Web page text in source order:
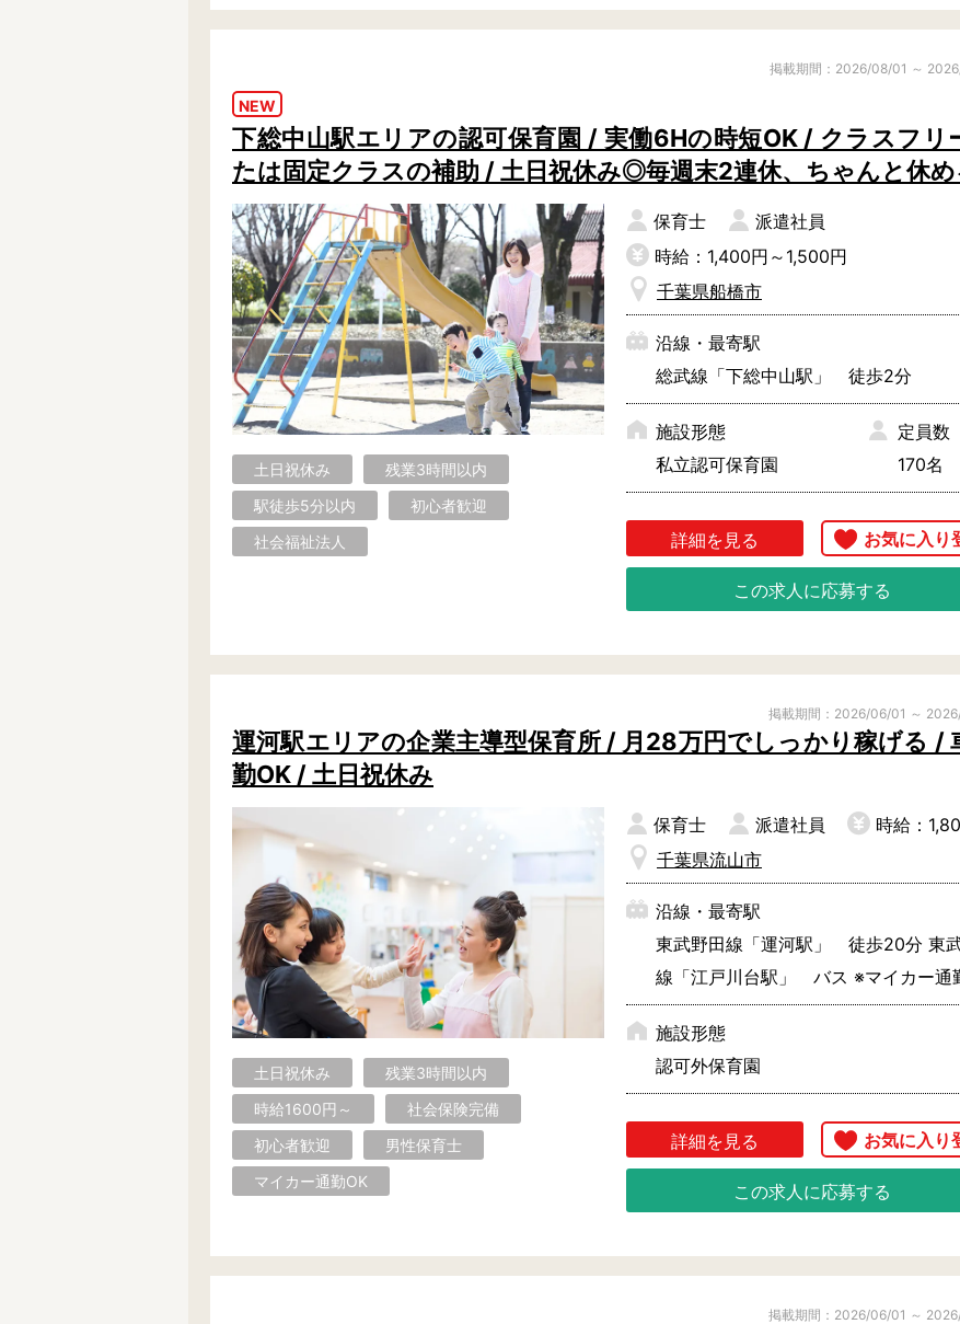
置しています。
ロッククライミングを備えたホールが
環境です。
また周辺には大型の公園もたくさんあ
戸外遊びもたくさんおこなっています。
◎入社日応相談
談したいケースも多くありますよね。
そのようなご要望に応えるために、入社
は完全応相談となっております。
転職についてお迷いがある方も、遠慮な
お問い合わせください。
◎当社入職実績多数☆入職まで丁寧に
ート
当園には当社経由でご入職されたスタッ
当社コーディネーターがご入職まで、
にご案内いたします。
気軽にご相談くださいね。
問い合わせくださいね！
掲載期間：2026/08/01 ～
NEW
下総中山駅エリアの認可保育園 / 実働6Hの時短OK / クラスフリ
たは固定クラスの補助 / 土日祝休み◎毎週末2連休、ちゃんと休め
土日祝休み
残業3時間以内
駅徒歩5分以内
初心者歓迎
社会福祉法人
保育士
派遣社員
時給：1,400円～1,500円
千葉県船橋市
沿線・最寄駅
総武線「下総中山駅」 徒歩2分
施設形態
私立認可保育園
定員数
170名
詳細を見る
この求人に応募する
掲載期間：2026/06/01 ～
運河駅エリアの企業主導型保育所 / 月28万円でしっかり稼げる /
勤OK / 土日祝休み
土日祝休み
残業3時間以内
時給1600円～
社会保険完備
初心者歓迎
男性保育士
マイカー通勤OK
保育士 派遣社員
時給：
千葉県流山市
沿線・最寄駅
東武野田線「運河駅」 徒歩20分 東
線「江戸川台駅」 バス ※マイカー通
施設形態
認可外保育園
詳細を見る
この求人に応募する
掲載期間：2026/06/01 ～
中央区 花見川区 稲毛区
市原市
君津市 佐倉市 山武市 白井市
成田市 野田市 富津市 船橋市
茂原市 八街市 八千代市 四街道市